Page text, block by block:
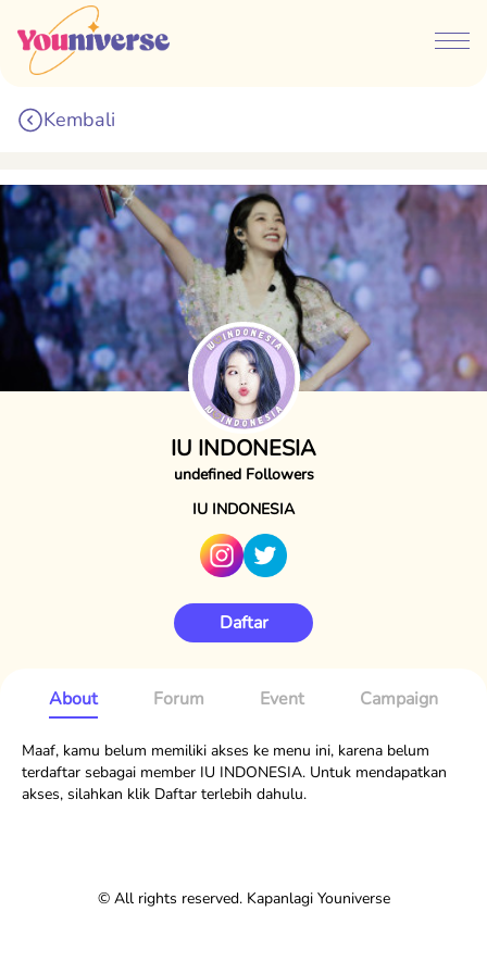
Kembali
IU INDONESIA
undefined Followers
IU INDONESIA
Daftar
About Forum Event Campaign
Maaf, kamu belum memiliki akses ke menu ini, karena belum
terdaftar sebagai member IU INDONESIA. Untuk mendapatkan
akses, silahkan klik Daftar terlebih dahulu.
© All rights reserved. Kapanlagi Youniverse